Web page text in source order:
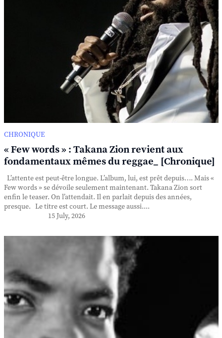
CHRONIQUE
« Few words » : Takana Zion revient aux
fondamentaux mêmes du reggae_ [Chronique]
L’attente est peut-être longue. L’album, lui, est prêt depuis…. Mais «
Few words » se dévoile seulement maintenant. Takana Zion sort
enfin le teaser. On l’attendait. Il en parlait depuis des années,
presque. Le titre est court. Le message aussi....
15 July, 2026